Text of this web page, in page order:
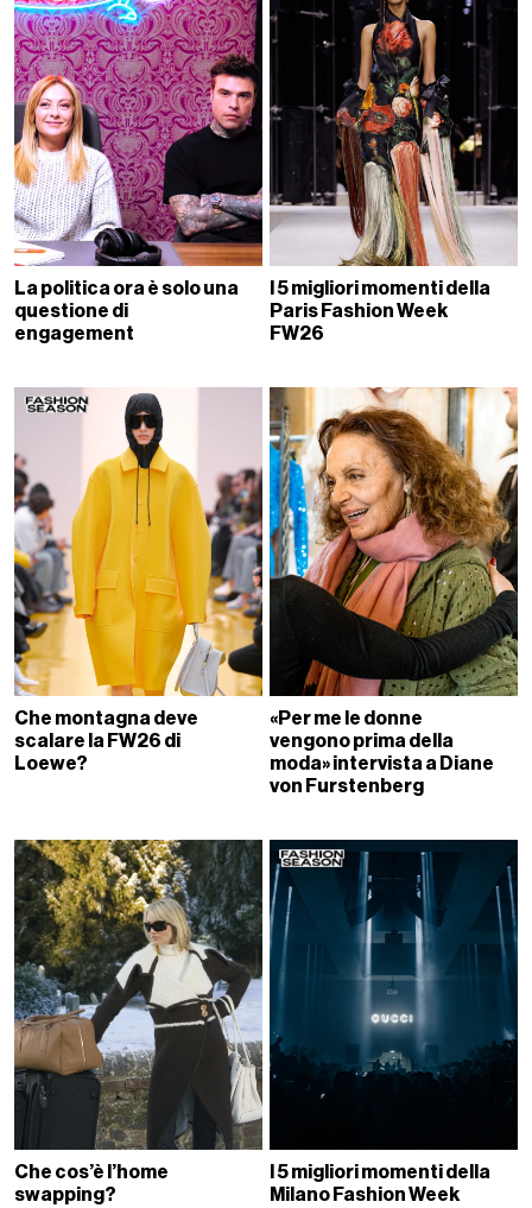
La politica ora è solo una
questione di
engagement
I 5 migliori momenti della
Paris Fashion Week
FW26
Che montagna deve
scalare la FW26 di
Loewe?
«Per me le donne
vengono prima della
moda» intervista a Diane
von Furstenberg
Che cos’è l’home
swapping?
I 5 migliori momenti della
Milano Fashion Week